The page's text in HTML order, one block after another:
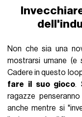
Non che sia una
mostrarsi umane (e
Cadere in questo
fare il suo gioco.
ragazze
anche mentre si